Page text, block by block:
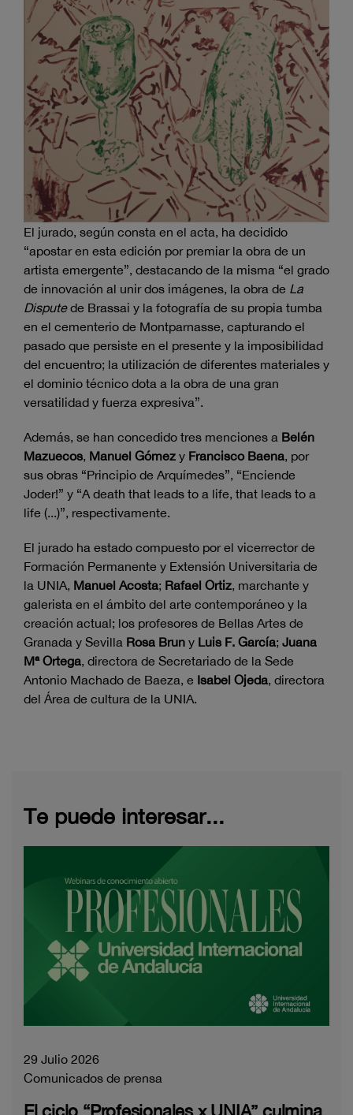
El jurado, según consta en el acta, ha decidido
“apostar en esta edición por premiar la obra de un
artista emergente”, destacando de la misma “el grado
de innovación al unir dos imágenes, la obra de La
Disputede Brassai y la fotografía de su propia tumba
en el cementerio de Montparnasse, capturando el
pasado que persiste en el presente y la imposibilidad
del encuentro; la utilización de diferentes materiales y
el dominio técnico dota a la obra de una gran
versatilidad y fuerza expresiva”.
Además, se han concedido tres menciones a Belén
Mazuecos, Manuel Gómez y Francisco Baena, por
sus obras “Principio de Arquímedes”, “Enciende
Joder!” y “A death that leads to a life, that leads to a
life (...)”, respectivamente.
El jurado ha estado compuesto por el vicerrector de
Formación Permanente y Extensión Universitaria de
la UNIA, Manuel Acosta; Rafael Ortiz, marchante y
galerista en el ámbito del arte contemporáneo y la
creación actual; los profesores de Bellas Artes de
Granada y Sevilla Rosa Brun y Luis F. García; Juana
Mª Ortega, directora de Secretariado de la Sede
Antonio Machado de Baeza, e Isabel Ojeda, directora
del Área de cultura de la UNIA.
Te puede interesar...
29 Julio 2026
Comunicados de prensa